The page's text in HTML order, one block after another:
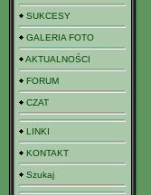
SUKCESY
GALERIA FOTO
AKTUALNOŚCI
FORUM
CZAT
LINKI
KONTAKT
Szukaj